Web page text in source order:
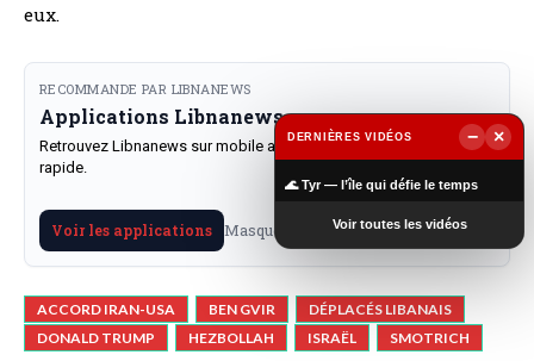
eux.
RECOMMANDE PAR LIBNANEWS
Applications Libnanews
Retrouvez Libnanews sur mobile avec notifications et lecture
rapide.
Voir les applications Masquer
ACCORD IRAN-USA BEN GVIR
DÉPLACÉS LIBANAIS
DONALD TRUMP
HEZBOLLAH ISRAËL SMOTRICH
DERNIÈRES VIDÉOS −
×
🌊 Tyr — l’île qui défie le temps
Voir toutes les vidéos